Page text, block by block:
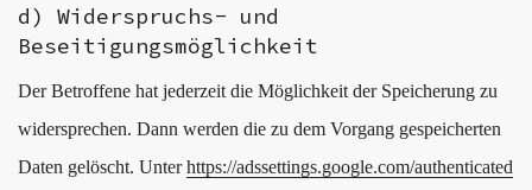
d) Widerspruchs- und
Beseitigungsmöglichkeit
Der Betroffene hat jederzeit die Möglichkeit der Speicherung zu
widersprechen. Dann werden die zu dem Vorgang gespeicherten
Daten gelöscht. Unterhttps://adssettings.google.com/authenticated